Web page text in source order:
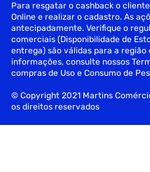
Para resgatar o cashback o
Online e realizar o cadastro. As
antecipadamente. Verifique o
comerciais (Disponibilidade de
entrega) são válidas para a
informações, consulte nossos
compras de Uso e Consumo de
© Copyright 2021 Martins
os direitos reservados